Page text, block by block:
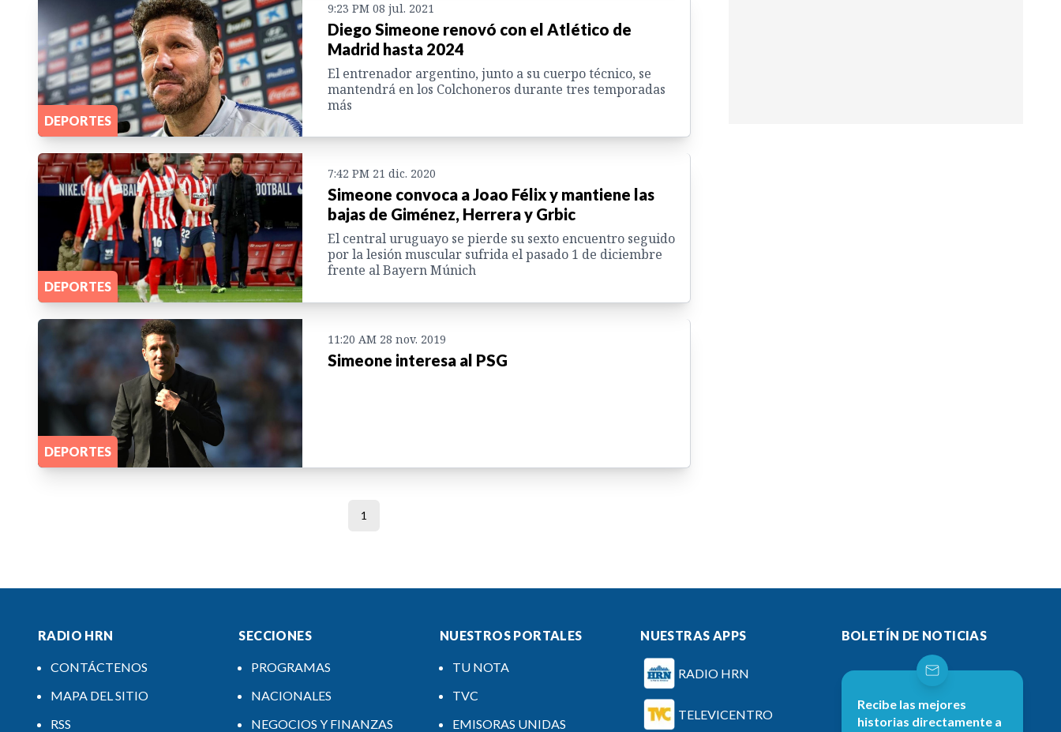
DEPORTES
9:23 PM 08 jul. 2021
Diego Simeone renovó con el Atlético de
Madrid hasta 2024
El entrenador argentino, junto a su cuerpo técnico, se
mantendrá en los Colchoneros durante tres temporadas
más
DEPORTES
7:42 PM 21 dic. 2020
Simeone convoca a Joao Félix y mantiene las
bajas de Giménez, Herrera y Grbic
El central uruguayo se pierde su sexto encuentro seguido
por la lesión muscular sufrida el pasado 1 de diciembre
frente al Bayern Múnich
DEPORTES
11:20 AM 28 nov. 2019
Simeone interesa al PSG
1
RADIO HRN
CONTÁCTENOS
MAPA DEL SITIO
RSS
SECCIONES
PROGRAMAS
NACIONALES
NEGOCIOS Y FINANZAS
NUESTROS PORTALES
TU NOTA
TVC
EMISORAS UNIDAS
NUESTRAS APPS
RADIO HRN
TELEVICENTRO
BOLETÍN DE NOTICIAS
Recibe las mejores
historias directamente a